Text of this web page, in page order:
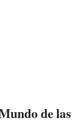
de las